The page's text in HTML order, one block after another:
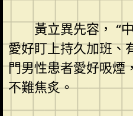
黃立異先容， “
愛好盯上持久加班、
門男性患者愛好吸煙
不難焦炙。